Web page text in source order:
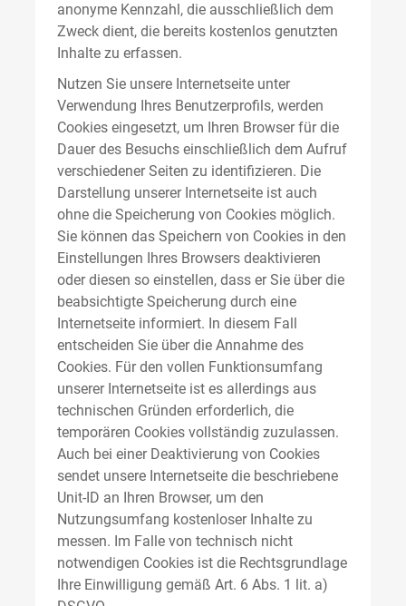
anonyme Kennzahl, die ausschließlich dem
Zweck dient, die bereits kostenlos genutzten
Inhalte zu erfassen.
Nutzen Sie unsere Internetseite unter
Verwendung Ihres Benutzerprofils, werden
Cookies eingesetzt, um Ihren Browser für die
Dauer des Besuchs einschließlich dem Aufruf
verschiedener Seiten zu identifizieren. Die
Darstellung unserer Internetseite ist auch
ohne die Speicherung von Cookies möglich.
Sie können das Speichern von Cookies in den
Einstellungen Ihres Browsers deaktivieren
oder diesen so einstellen, dass er Sie über die
beabsichtigte Speicherung durch eine
Internetseite informiert. In diesem Fall
entscheiden Sie über die Annahme des
Cookies. Für den vollen Funktionsumfang
unserer Internetseite ist es allerdings aus
technischen Gründen erforderlich, die
temporären Cookies vollständig zuzulassen.
Auch bei einer Deaktivierung von Cookies
sendet unsere Internetseite die beschriebene
Unit-ID an Ihren Browser, um den
Nutzungsumfang kostenloser Inhalte zu
messen. Im Falle von technisch nicht
notwendigen Cookies ist die Rechtsgrundlage
Ihre Einwilligung gemäß Art. 6 Abs. 1 lit. a)